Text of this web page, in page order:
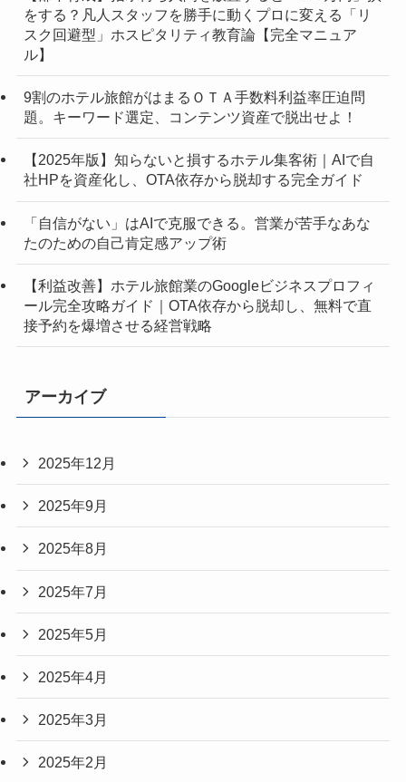
をする？凡人スタッフを勝手に動くプロに変える「リ
スク回避型」ホスピタリティ教育論【完全マニュア
ル】
9割のホテル旅館がはまるＯＴＡ手数料利益率圧迫問
題。キーワード選定、コンテンツ資産で脱出せよ！
【2025年版】知らないと損するホテル集客術｜AIで自
社HPを資産化し、OTA依存から脱却する完全ガイド
「自信がない」はAIで克服できる。営業が苦手なあな
たのための自己肯定感アップ術
【利益改善】ホテル旅館業のGoogleビジネスプロフィ
ール完全攻略ガイド｜OTA依存から脱却し、無料で直
接予約を爆増させる経営戦略
アーカイブ
2025年12月
2025年9月
2025年8月
2025年7月
2025年5月
2025年4月
2025年3月
2025年2月